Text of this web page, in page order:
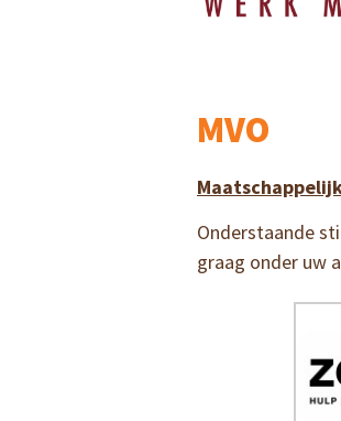
MVO
Onderstaande
graag onder uw